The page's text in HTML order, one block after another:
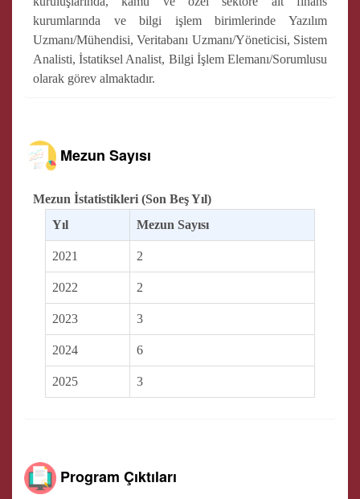
kurumlarında ve bilgi işlem birimlerinde Yazılım
Uzmanı/Mühendisi, Veritabanı Uzmanı/Yöneticisi, Sistem
Analisti, İstatiksel Analist, Bilgi İşlem Elemanı/Sorumlusu
olarak görev almaktadır.
Mezun Sayısı
Mezun İstatistikleri (Son Beş Yıl)
Yıl
Mezun Sayısı
2021 2
2022 2
2023 3
2024 6
2025 3
Program Çıktıları